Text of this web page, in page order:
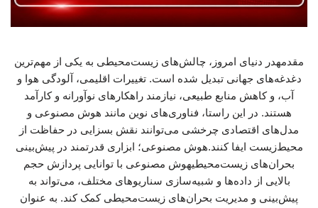
مقدمهدر دنیای امروز، چالش‌های زیست‌محیطی به یکی از مهم‌ترین
دغدغه‌های جهانی تبدیل شده است. تغییرات اقلیمی، آلودگی هوا و
آب، و کاهش منابع طبیعی، نیازمند راهکارهای نوآورانه و کارآمد
هستند. در این راستا، فناوری‌های نوین مانند هوش مصنوعی و
مدل‌های اقتصادی چرخشی می‌توانند نقش بسزایی در حفاظت از
محیط‌زیست ایفا کنند.هوش مصنوعی؛ ابزاری قدرتمند در پیش‌بینی
بحران‌های زیست‌محیطیهوش مصنوعی با توانایی پردازش حجم
بالایی از داده‌ها و شبیه‌سازی سناریوهای مختلف، می‌تواند به
پیش‌بینی و مدیریت بحران‌های زیست‌محیطی کمک کند. به عنوان